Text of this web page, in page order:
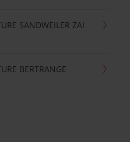
SANDWEILER ZAI
BERTRANGE